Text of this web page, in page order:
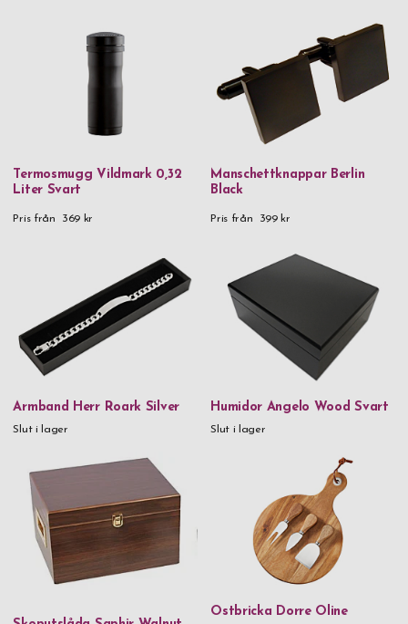
Termosmugg Vildmark 0,32
Liter Svart
Pris från 369 kr
Manschettknappar Berlin
Black
Pris från 399 kr
Armband Herr Roark Silver
Slut i lager
Humidor Angelo Wood Svart
Slut i lager
Ostbricka Dorre Oline